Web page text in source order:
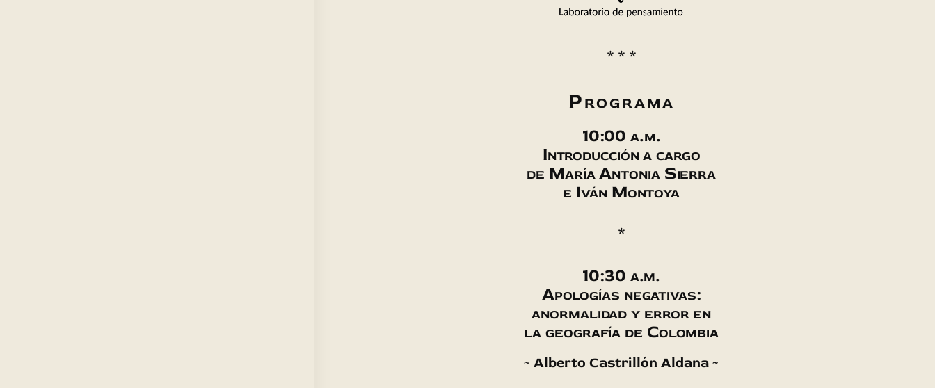
* * *
Programa
10:00 a.m.
Introducción a cargo
de María Antonia Sierra
e Iván Montoya
*
10:30 a.m.
Apologías negativas:
anormalidad y error en
la geografía de Colombia
~ Alberto Castrillón Aldana ~